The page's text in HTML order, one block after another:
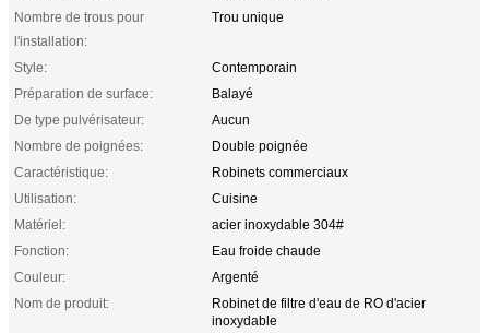
Nombre de trous pour
l'installation:
Trou unique
Style:
Contemporain
Préparation de surface:
Balayé
De type pulvérisateur:
Aucun
Nombre de poignées:
Double poignée
Caractéristique:
Robinets commerciaux
Utilisation:
Cuisine
Matériel:
acier inoxydable 304#
Fonction:
Eau froide chaude
Couleur:
Argenté
Nom de produit:
Robinet de filtre d'eau de RO d'acier
inoxydable